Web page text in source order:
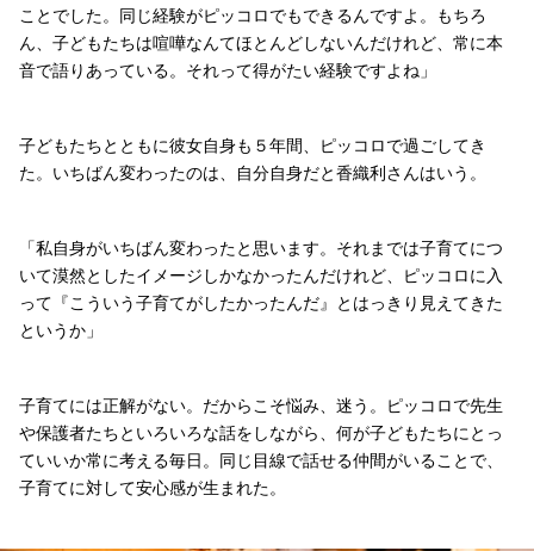
ことでした。同じ経験がピッコロでもできるんですよ。もちろ
ん、子どもたちは喧嘩なんてほとんどしないんだけれど、常に本
音で語りあっている。それって得がたい経験ですよね」
子どもたちとともに彼女自身も５年間、ピッコロで過ごしてき
た。いちばん変わったのは、自分自身だと香織利さんはいう。
「私自身がいちばん変わったと思います。それまでは子育てにつ
いて漠然としたイメージしかなかったんだけれど、ピッコロに入
って『こういう子育てがしたかったんだ』とはっきり見えてきた
というか」
子育てには正解がない。だからこそ悩み、迷う。ピッコロで先生
や保護者たちといろいろな話をしながら、何が子どもたちにとっ
ていいか常に考える毎日。同じ目線で話せる仲間がいることで、
子育てに対して安心感が生まれた。